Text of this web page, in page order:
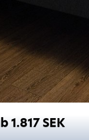
1.817 SEK